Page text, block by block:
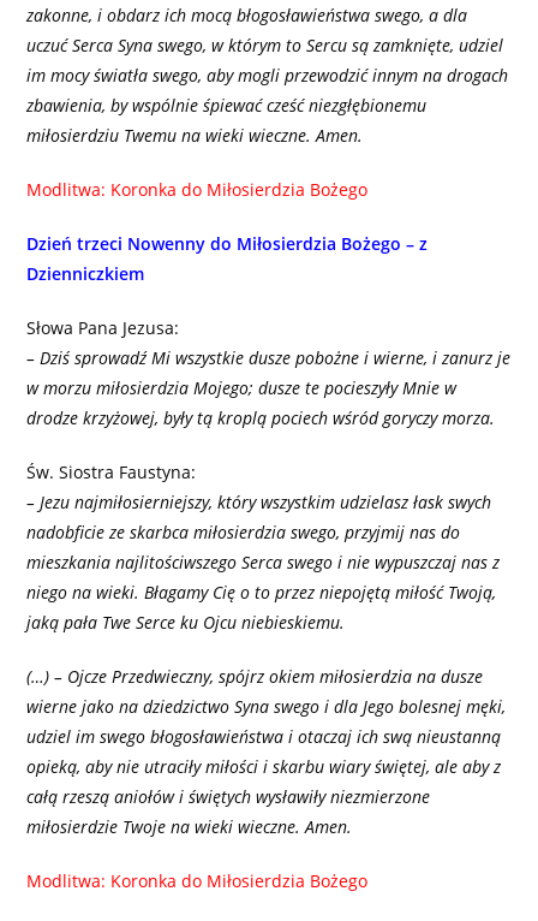
zakonne, i obdarz ich mocą błogosławieństwa swego, a dla
uczuć Serca Syna swego, w którym to Sercu są zamknięte, udziel
im mocy światła swego, aby mogli przewodzić innym na drogach
zbawienia, by wspólnie śpiewać cześć niezgłębionemu
miłosierdziu Twemu na wieki wieczne. Amen.
Modlitwa: Koronka do Miłosierdzia Bożego
Dzień trzeci Nowenny do Miłosierdzia Bożego – z
Dzienniczkiem
Słowa Pana Jezusa:
– Dziś sprowadź Mi wszystkie dusze pobożne i wierne, i zanurz je
w morzu miłosierdzia Mojego; dusze te pocieszyły Mnie w
drodze krzyżowej, były tą kroplą pociech wśród goryczy morza.
Św. Siostra Faustyna:
– Jezu najmiłosierniejszy, który wszystkim udzielasz łask swych
nadobficie ze skarbca miłosierdzia swego, przyjmij nas do
mieszkania najlitościwszego Serca swego i nie wypuszczaj nas z
niego na wieki. Błagamy Cię o to przez niepojętą miłość Twoją,
jaką pała Twe Serce ku Ojcu niebieskiemu.
(…) – Ojcze Przedwieczny, spójrz okiem miłosierdzia na dusze
wierne jako na dziedzictwo Syna swego i dla Jego bolesnej męki,
udziel im swego błogosławieństwa i otaczaj ich swą nieustanną
opieką, aby nie utraciły miłości i skarbu wiary świętej, ale aby z
całą rzeszą aniołów i świętych wysławiły niezmierzone
miłosierdzie Twoje na wieki wieczne. Amen.
Modlitwa: Koronka do Miłosierdzia Bożego